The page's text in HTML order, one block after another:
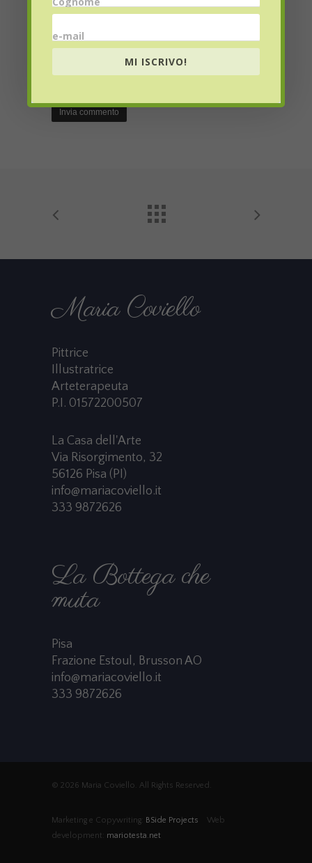
Website
Maria Coviello
Pittrice
Illustratrice
Arteterapeuta
P.I. 01572200507
La Casa dell'Arte
Via Risorgimento, 32
56126 Pisa (PI)
info@mariacoviello.it
333 9872626
La Bottega che
muta
Pisa
Frazione Estoul, Brusson AO
info@mariacoviello.it
333 9872626
© 2026 Maria Coviello. All Rights Reserved.
Marketing e Copywriting: BSide Projects Web
development: mariotesta.net
e-mail
MI ISCRIVO!